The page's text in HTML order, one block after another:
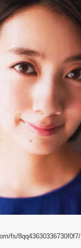
fs/8qq43630336730f0f7/